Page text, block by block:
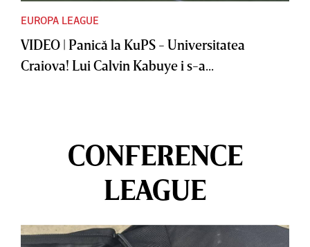
EUROPA LEAGUE
VIDEO | Panică la KuPS - Universitatea
Craiova! Lui Calvin Kabuye i s-a...
CONFERENCE
LEAGUE